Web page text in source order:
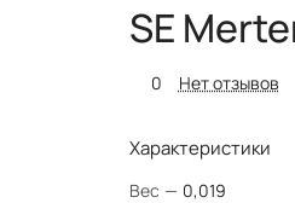
SE
0 Нет отзывов
Характеристики
Вес — 0,019